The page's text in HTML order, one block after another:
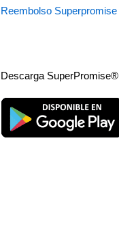
Reembolso Superpromise
Descarga SuperPromise®